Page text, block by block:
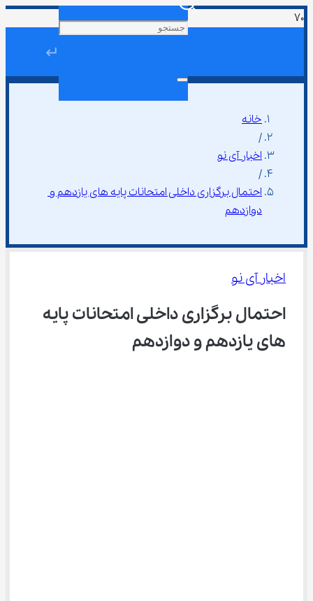
↵
خانه
/
اخبار آی نو
/
احتمال برگزاری داخلی امتحانات پایه‌ های یازدهم و
دوازدهم
اخبار آی نو
های یازدهم و دوازدهم